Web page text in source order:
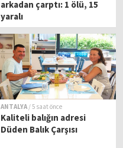
arkadan çarptı: 1 ölü, 15
yaralı
ANTALYA / 5 saat önce
Kaliteli balığın adresi
Düden Balık Çarşısı